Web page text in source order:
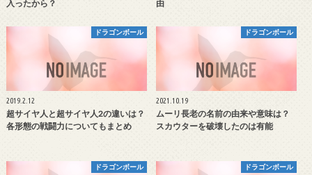
入ったから？
由
ドラゴンボール
2019.2.12
超サイヤ人と超サイヤ人2の違いは？
各形態の戦闘力についてもまとめ
ドラゴンボール
2021.10.19
ムーリ長老の名前の由来や意味は？
スカウターを破壊したのは有能
ドラゴンボール ドラゴンボール